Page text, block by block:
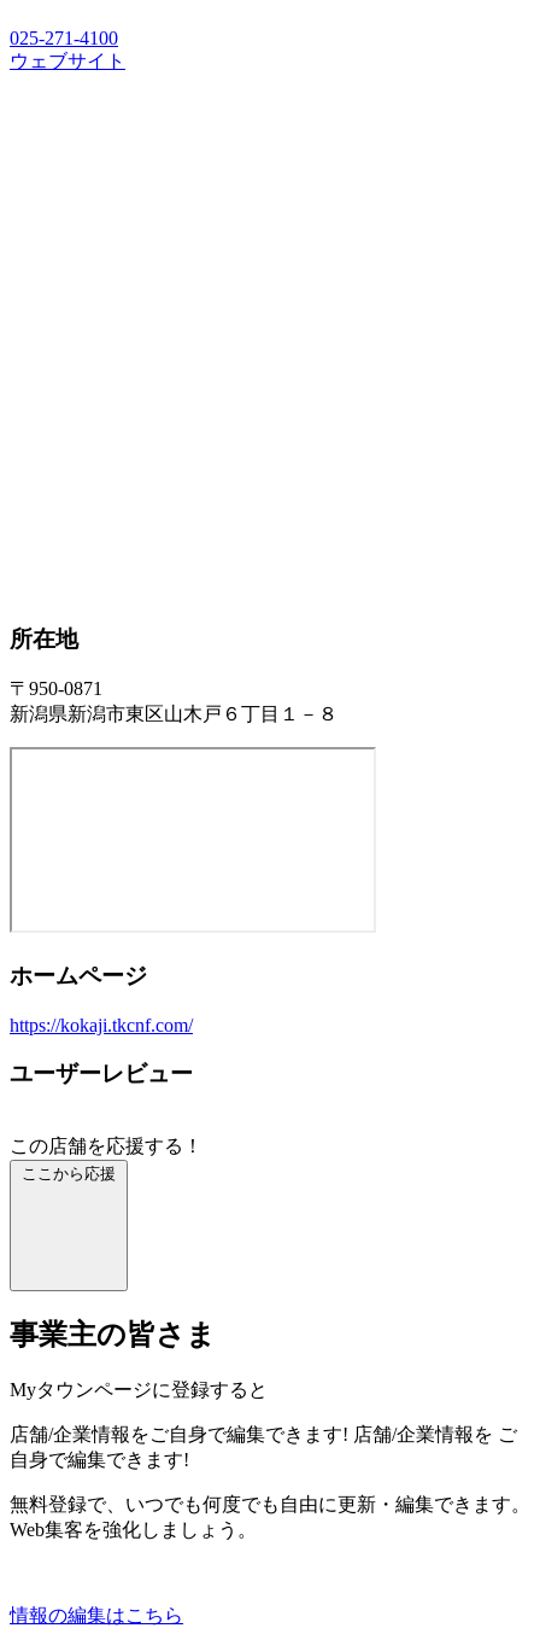
025-271-4100
ウェブサイト
所在地
〒950-0871
新潟県新潟市東区山木戸６丁目１－８
ホームページ
https://kokaji.tkcnf.com/
ユーザーレビュー
この店舗を応援する！
ここから応援
事業主の皆さま
Myタウンページに登録すると
店舗/企業情報をご自身で編集できます! 店舗/企業情報を ご
自身で編集できます!
無料登録で、いつでも何度でも自由に更新・編集できます。
Web集客を強化しましょう。
情報の編集はこちら